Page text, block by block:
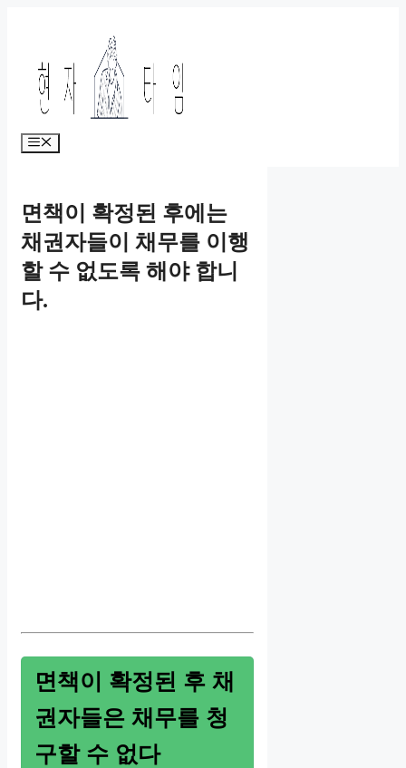
Menu
면책이 확정된 후에는
채권자들이 채무를 이행
할 수 없도록 해야 합니
다.
면책이 확정된 후 채
권자들은 채무를 청
구할 수 없다